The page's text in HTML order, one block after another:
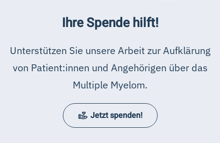
Ihre Spende hilft!
Unterstützen Sie unsere Arbeit zur Aufklärung
von Patient:innen und Angehörigen über das
Multiple Myelom.
Jetzt spenden!